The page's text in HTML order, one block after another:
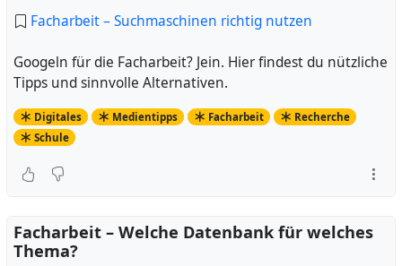
Facharbeit – Suchmaschinen richtig nutzen
Googeln für die Facharbeit? Jein. Hier findest du nützliche
Tipps und sinnvolle Alternativen.
Digitales Medientipps Facharbeit
Recherche
Schule
Facharbeit – Welche Datenbank für welches
Thema?